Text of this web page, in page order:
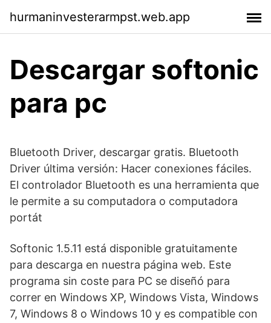
hurmaninvesterarmpst.web.app
Descargar softonic
para pc
Bluetooth Driver, descargar gratis. Bluetooth
Driver última versión: Hacer conexiones fáciles.
El controlador Bluetooth es una herramienta que
le permite a su computadora o computadora
portát
Softonic 1.5.11 está disponible gratuitamente
para descarga en nuestra página web. Este
programa sin coste para PC se diseñó para
correr en Windows XP, Windows Vista, Windows
7, Windows 8 o Windows 10 y es compatible con